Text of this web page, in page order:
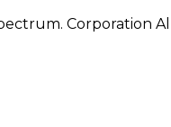
Corporation